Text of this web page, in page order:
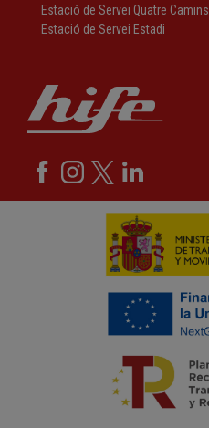
Estació de Servei Quatre Camins
Estació de Servei Estadi